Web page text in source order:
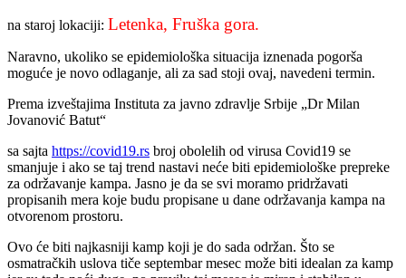
na staroj lokaciji: Letenka, Fruška gora.
Naravno, ukoliko se epidemiološka situacija iznenada pogorša
moguće je novo odlaganje, ali za sad stoji ovaj, navedeni termin.
Prema izveštajima Instituta za javno zdravlje Srbije „Dr Milan
Jovanović Batut“
sa sajta https://covid19.rs broj obolelih od virusa Covid19 se
smanjuje i ako se taj trend nastavi neće biti epidemiološke prepreke
za održavanje kampa. Jasno je da se svi moramo pridržavati
propisanih mera koje budu propisane u dane održavanja kampa na
otvorenom prostoru.
Ovo će biti najkasniji kamp koji je do sada održan. Što se
osmatračkih uslova tiče septembar mesec može biti idealan za kamp